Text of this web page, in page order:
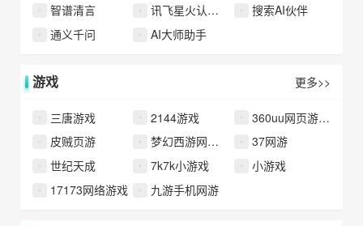
智谱清言
讯飞星火认知大模型
搜索AI伙伴
通义千问
AI大师助手
游戏 更多>>
三唐游戏 2144游戏
360uu网页游戏平台
皮贼页游
梦幻西游网页版
37网游
世纪天成
7k7k小游戏
小游戏
17173网络游戏
九游手机网游